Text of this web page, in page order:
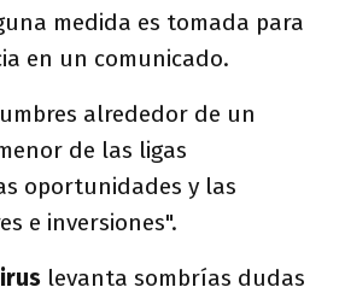
medida es tomada para
en un comunicado.
alrededor de un
de las ligas
oportunidades y las
e inversiones".
levanta sombrías dudas